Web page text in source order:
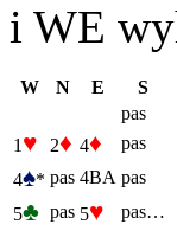
i WE
W N E
S
pas
1 ♥ 2♦ 4♦
pas
4♠* pas 4BA pas
5♣ pas 5♥ pas…